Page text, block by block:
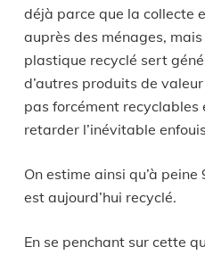
déjà parce que la collecte
auprès des ménages,
plastique recyclé sert
d’autres produits de
pas forcément recyclables
retarder l’inévitable
On estime ainsi qu’à
est aujourd’hui recyclé.
En se penchant sur cette